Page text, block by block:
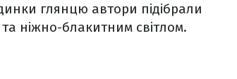
глянцю автори підібрали
ніжно-блакитним світлом.